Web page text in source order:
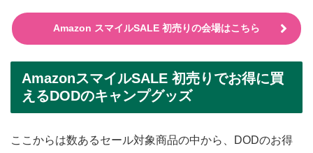
Amazon スマイルSALE 初売りの会場はこちら
AmazonスマイルSALE 初売りでお得に買
えるDODのキャンプグッズ
ここからは数あるセール対象商品の中から、DODのお得